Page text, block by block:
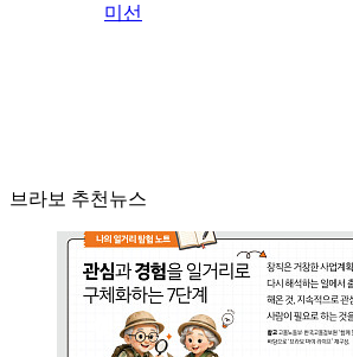
미선
브라보 추천뉴스